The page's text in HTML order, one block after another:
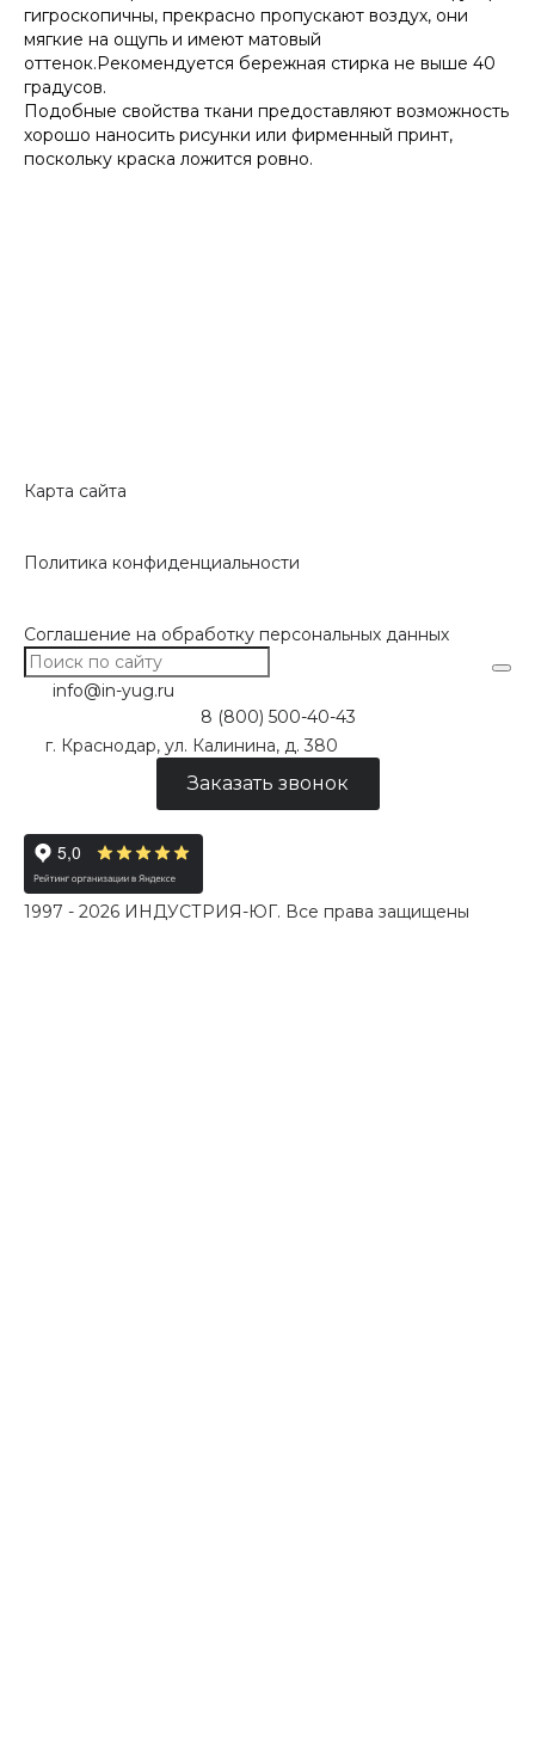
гигроскопичны, прекрасно пропускают воздух, они
мягкие на ощупь и имеют матовый
оттенок.Рекомендуется бережная стирка не выше 40
градусов.
Подобные свойства ткани предоставляют возможность
хорошо наносить рисунки или фирменный принт,
поскольку краска ложится ровно.
Карта сайта
Политика конфиденциальности
Соглашение на обработку персональных данных
info@in-yug.ru
8 (800) 500-40-43
г. Краснодар, ул. Калинина, д. 380
Заказать звонок
1997 - 2026 ИНДУСТРИЯ-ЮГ. Все права защищены